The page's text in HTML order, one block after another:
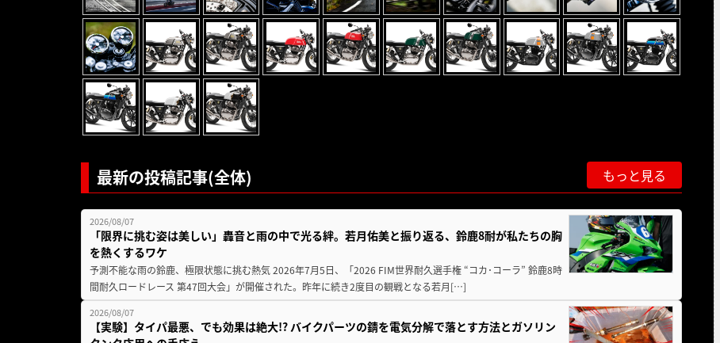
最新の投稿記事(全体) もっと見る
2026/08/07
「限界に挑む姿は美しい」轟音と雨の中で光る絆。若月佑美と振り返る、鈴鹿8耐が私たちの胸
を熱くするワケ
予測不能な雨の鈴鹿、極限状態に挑む熱気 2026年7月5日、「2026 FIM世界耐久選手権 “コカ･コーラ” 鈴鹿8時
間耐久ロードレース 第47回大会」が開催された。昨年に続き2度目の観戦となる若月[…]
2026/08/07
【実験】タイパ最悪、でも効果は絶大!? バイクパーツの錆を電気分解で落とす方法とガソリン